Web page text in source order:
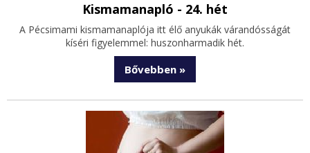
Kismamanapló - 24. hét
A Pécsimami kismamanaplója itt élő anyukák várandósságát
kíséri figyelemmel: huszonharmadik hét.
Bővebben »